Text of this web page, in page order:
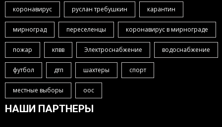
коронавирус руслан требушкин карантин
мирноград переселенцы коронавирус в мирнограде
пожар кпвв Электроснабжение водоснабжение
футбол дтп шахтеры спорт
местные выборы оос
НАШИ ПАРТНЕРЫ